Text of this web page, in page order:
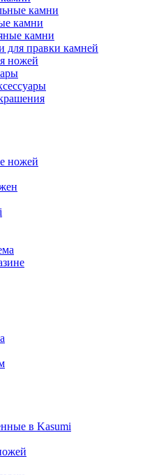
камни
камни
камни
для правки камней
ножей
ножей
в Kasumi